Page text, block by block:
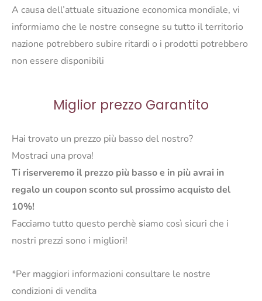
A causa dell’attuale situazione economica mondiale, vi
informiamo che le nostre consegne su tutto il territorio
nazione potrebbero subire ritardi o i prodotti potrebbero
non essere disponibili
Miglior prezzo Garantito
Hai trovato un prezzo più basso del nostro?
Mostraci una prova!
Ti riserveremo il prezzo più basso e in più avrai in
regalo un coupon sconto sul prossimo acquisto del
10%!
Facciamo tutto questo perchè siamo così sicuri che i
nostri prezzi sono i migliori!
*Per maggiori informazioni consultare le nostre
condizioni di vendita